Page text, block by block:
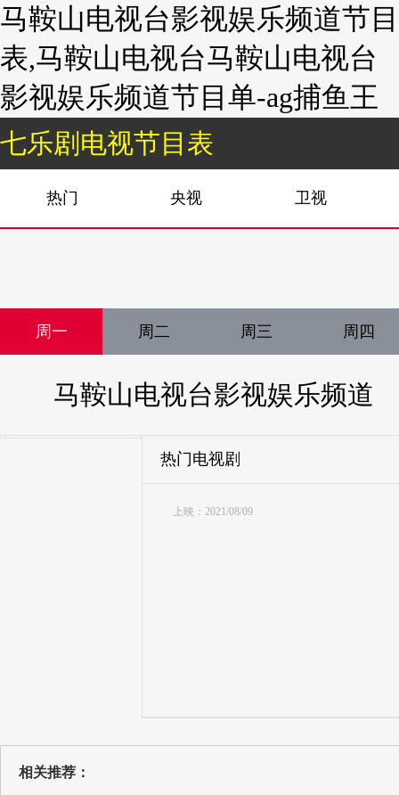
马鞍山电视台影视娱乐频道节目
表,马鞍山电视台马鞍山电视台
影视娱乐频道节目单-ag捕鱼王
七乐剧电视节目表
热门 央视 卫视
周一 周二 周三 周四
马鞍山电视台影视娱乐频道
热门电视剧
上映：2021/08/09
相关推荐：